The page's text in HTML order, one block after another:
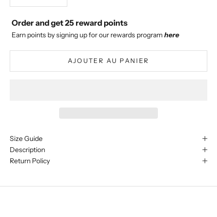
Order and get25 reward points
Earn points by signing up for our rewards program here
AJOUTER AU PANIER
Size Guide
Description
Return Policy